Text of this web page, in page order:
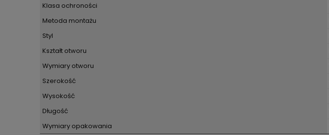
Klasa ochroności
Metoda montażu
Styl
Kształt otworu
Wymiary otworu
Szerokość
Wysokość
Długość
Wymiary opakowania